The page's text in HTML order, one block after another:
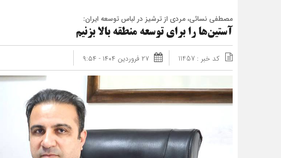
مصطفی نسائی، مردی از ترشیز در لباس توسعه ایران:
آستین‌ها را برای توسعه منطقه بالا بزنیم
کد خبر : 11457 ۲۷ فروردین ۱۴۰۴ - ۹:۵۴